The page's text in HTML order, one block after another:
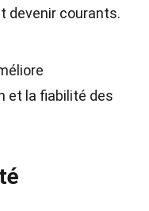
devenir courants.
et la fiabilité des